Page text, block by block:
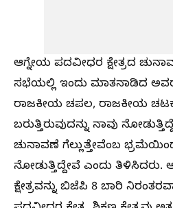
ಆಗ್ನೇಯ ಪದವೀಧರ ಕ್ಷೇತ್ರದ
ಸಭೆಯಲ್ಲಿ ಇಂದು ಮಾತನಾಡಿದ
ರಾಜಕೀಯ ಚಪಲ, ರಾಜಕೀಯ
ಬರುತ್ತಿರುವುದನ್ನು ನಾವು
ಚುನಾವಣೆ ಗೆಲ್ಲುತ್ತೇವೆಂಬ
ನೋಡುತ್ತಿದ್ದೇವೆ ಎಂದು ತಿಳಿಸಿದರು.
ಕ್ಷೇತ್ರವನ್ನು ಬಿಜೆಪಿ 8 ಬಾರಿ